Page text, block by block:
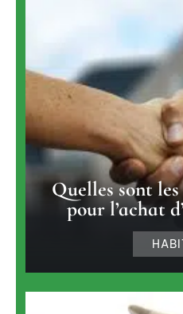
Quelles sont
pour l’achat